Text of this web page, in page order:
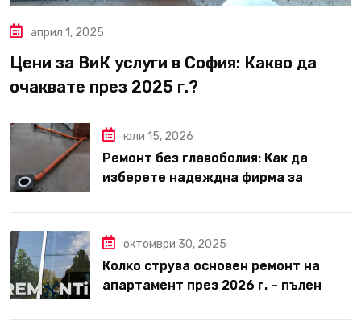
април 1, 2025
Цени за ВиК услуги в София: Какво да
очаквате през 2025 г.?
юли 15, 2026
Ремонт без главоболия: Как да
изберете надеждна фирма за
октомври 30, 2025
Колко струва основен ремонт на
апартамент през 2026 г. – пълен